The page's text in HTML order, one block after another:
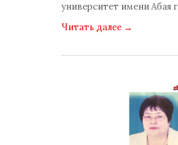
университет имени Абая
Читать далее →